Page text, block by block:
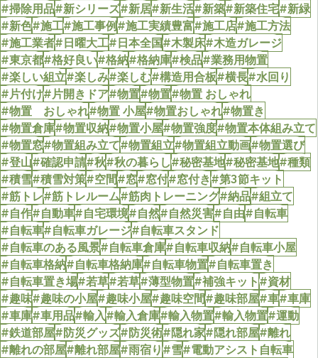
#掃除用品#新シリーズ#新居#新生活#新築#新築住宅#新緑
#新色#施工#施工事例#施工実績豊富#施工店#施工方法
#施工業者#日曜大工#日本全国#木製床#木造ガレージ
#東京都#格好良い#格納#格納庫#検品#業務用物置
#楽しい組立#楽しみ#楽しむ#構造用合板#横長#水回り
#片付け#片開きドア#物置#物置#物置 おしゃれ
#物置 おしゃれ#物置 小屋#物置おしゃれ#物置き
#物置倉庫#物置収納#物置小屋#物置強度#物置本体組み立て
#物置窓#物置組み立て#物置組立#物置組立動画#物置選び
#登山#確認申請#秋#秋の暮らし#秘密基地#秘密基地#種類
#積雪#積雪対策#空間#窓#窓付#窓付き#第3節キット
#筋トレ#筋トレルーム#筋肉トレーニング#納品#組立て
#自作#自動車#自宅環境#自然#自然災害#自由#自転車
#自転車#自転車ガレージ#自転車スタンド
#自転車のある風景#自転車倉庫#自転車収納#自転車小屋
#自転車格納#自転車格納庫#自転車物置#自転車置き
#自転車置き場#若草#若草#薄型物置#補強キット#資材
#趣味#趣味の小屋#趣味小屋#趣味空間#趣味部屋#車#車庫
#車庫#車用品#輸入#輸入倉庫#輸入物置#輸入物置#運動
#鉄道部屋#防災グッズ#防災術#隠れ家#隠れ部屋#離れ
#離れの部屋#離れ部屋#雨宿り#雪#電動アシスト自転車